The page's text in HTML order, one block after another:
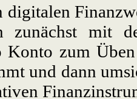
digitalen
zunächst mit
Konto zum
und dann